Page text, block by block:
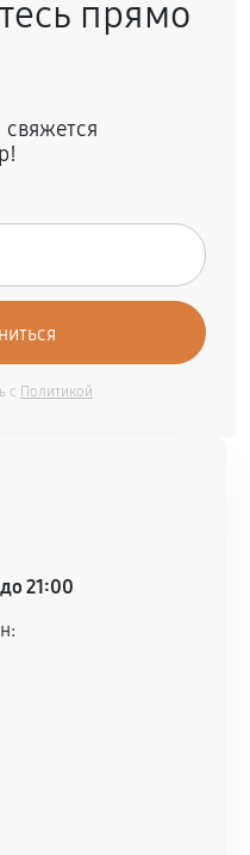
прямо
свяжется
с Политикой
21:00